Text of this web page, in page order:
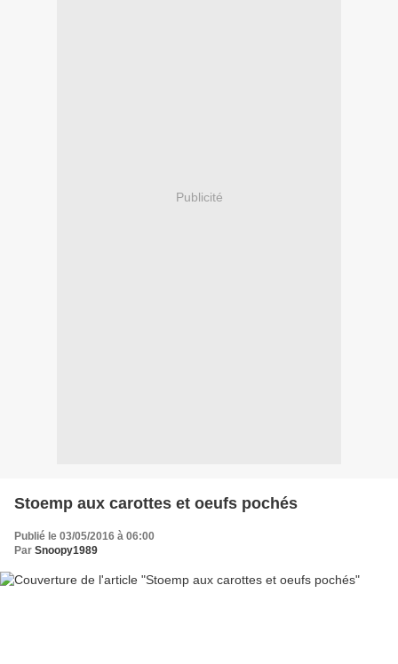
Publicité
Stoemp aux carottes et oeufs pochés
Publié le 03/05/2016 à 06:00
Par Snoopy1989